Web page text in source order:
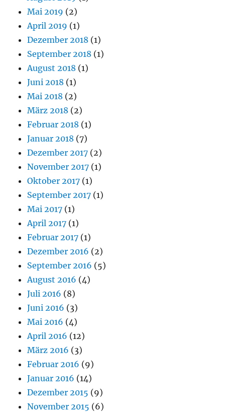
Mai 2019 (2)
April 2019 (1)
Dezember 2018 (1)
September 2018 (1)
August 2018 (1)
Juni 2018 (1)
Mai 2018 (2)
März 2018 (2)
Februar 2018 (1)
Januar 2018 (7)
Dezember 2017 (2)
November 2017 (1)
Oktober 2017 (1)
September 2017 (1)
Mai 2017 (1)
April 2017 (1)
Februar 2017 (1)
Dezember 2016 (2)
September 2016 (5)
August 2016 (4)
Juli 2016 (8)
Juni 2016 (3)
Mai 2016 (4)
April 2016 (12)
März 2016 (3)
Februar 2016 (9)
Januar 2016 (14)
Dezember 2015 (9)
November 2015 (6)